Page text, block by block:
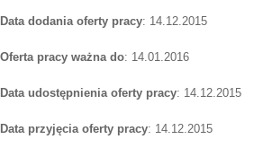
Data dodania oferty pracy: 14.12.2015
Oferta pracy ważna do: 14.01.2016
Data udostępnienia oferty pracy: 14.12.2015
Data przyjęcia oferty pracy: 14.12.2015